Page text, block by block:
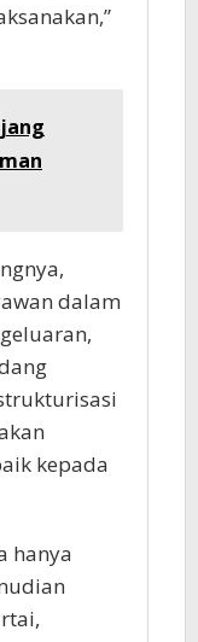
dalam
kepada
hanya